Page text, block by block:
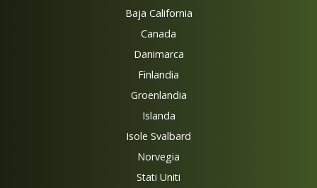
Baja California
Canada
Danimarca
Finlandia
Groenlandia
Islanda
Isole Svalbard
Norvegia
Stati Uniti